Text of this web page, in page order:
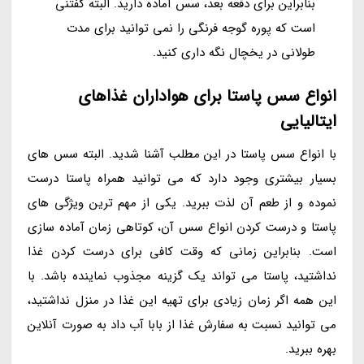
بنابراین برای دفعه بعد، سس آماده دارید. البته گفتنی
است که پوره گوجه فرنگی را نمی توانید برای مدت
طولانی در یخچال نگه داری کنید.
انواع سس پاستا برای هواداران غذاهای
ایتالیایی
با انواع سس پاستا در این مطلب آشنا شدید. البته سس های
بسیار بیشتری وجود دارد که می توانید همراه پاستا درست
نموده و از طعم آن لذت ببرید. یکی از مهم ترین ویژگی های
پاستا و درست کردن انواع سس آن، کوتاهی زمان آماده سازی
است. بنابراین زمانی که وقت کافی برای درست کردن غذا
نداشتید، پاستا می تواند یک گزینه مجذوب نماینده باشد. با
این همه اگر زمان زیادی برای تهیه این غذا در منزل نداشتید،
می توانید نسبت به سفارش غذا از بابا آب داد به صورت آنلاین
بهره ببرید.